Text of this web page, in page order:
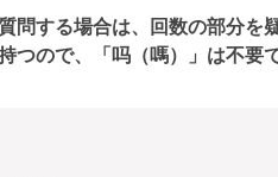
問する場合は、回数の部分を
つので、「吗（嗎）」は不要で